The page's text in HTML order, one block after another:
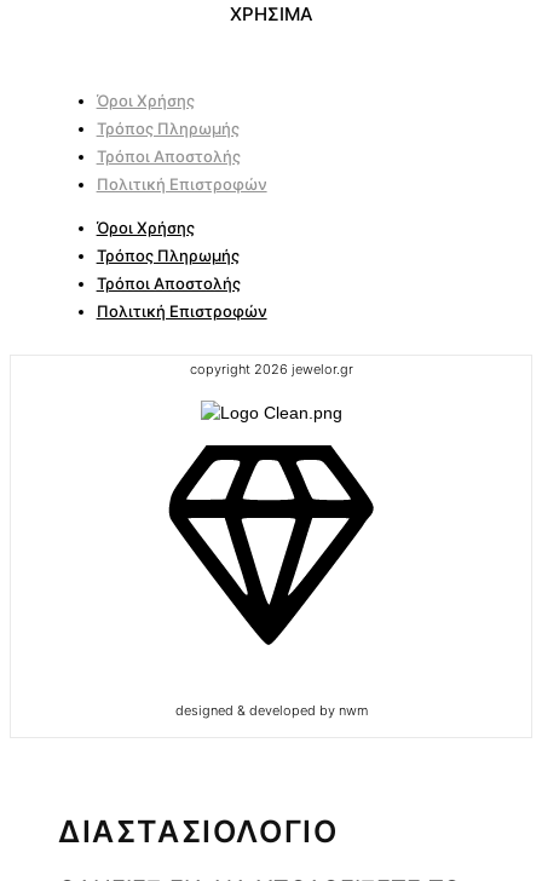
ΧΡΗΣΙΜΑ
Όροι Χρήσης
Τρόπος Πληρωμής
Τρόποι Αποστολής
Πολιτική Επιστροφών
Όροι Χρήσης
Τρόπος Πληρωμής
Τρόποι Αποστολής
Πολιτική Επιστροφών
copyright 2026 jewelor.gr
designed & developed by nwm
ΔΙΑΣΤΑΣΙΟΛΟΓΙΟ